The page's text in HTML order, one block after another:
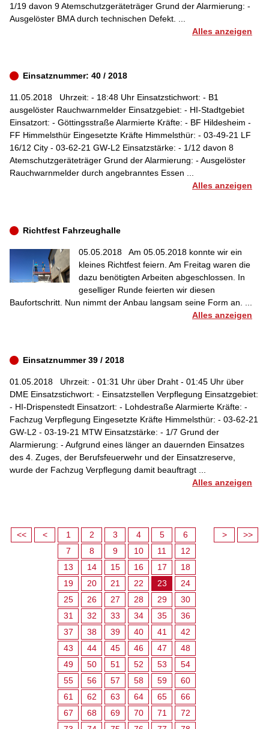
1/19 davon 9 Atemschutzgeräteträger Grund der Alarmierung: -
Ausgelöster BMA durch technischen Defekt. ...
Alles anzeigen
Einsatznummer: 40 / 2018
11.05.2018 Uhrzeit: - 18:48 Uhr Einsatzstichwort: - B1
ausgelöster Rauchwarnmelder Einsatzgebiet: - HI-Stadtgebiet
Einsatzort: - Göttingsstraße Alarmierte Kräfte: - BF Hildesheim -
FF Himmelsthür Eingesetzte Kräfte Himmelsthür: - 03-49-21 LF
16/12 City - 03-62-21 GW-L2 Einsatzstärke: - 1/12 davon 8
Atemschutzgeräteträger Grund der Alarmierung: - Ausgelöster
Rauchwarnmelder durch angebranntes Essen ...
Alles anzeigen
Richtfest Fahrzeughalle
05.05.2018 Am 05.05.2018 konnte wir ein
kleines Richtfest feiern. Am Freitag waren die
dazu benötigten Arbeiten abgeschlossen. In
geselliger Runde feierten wir diesen
Baufortschritt. Nun nimmt der Anbau langsam seine Form an. ...
Alles anzeigen
Einsatznummer 39 / 2018
01.05.2018 Uhrzeit: - 01:31 Uhr über Draht - 01:45 Uhr über
DME Einsatzstichwort: - Einsatzstellen Verpflegung Einsatzgebiet:
- HI-Drispenstedt Einsatzort: - Lohdestraße Alarmierte Kräfte: -
Fachzug Verpflegung Eingesetzte Kräfte Himmelsthür: - 03-62-21
GW-L2 - 03-19-21 MTW Einsatzstärke: - 1/7 Grund der
Alarmierung: - Aufgrund eines länger an dauernden Einsatzes
des 4. Zuges, der Berufsfeuerwehr und der Einsatzreserve,
wurde der Fachzug Verpflegung damit beauftragt ...
Alles anzeigen
<< < 1 2 3 4 5
6
7
8 9 10 11
12
13
14 15 16 17
18
19
20 21 22 23
24
25
26 27 28 29
30
31
32 33 34 35
36
37
38 39 40 41
42
43
44 45 46 47
48
49
50 51 52 53
54
55
56 57 58 59
60
61
62 63 64 65
66
67
68 69 70 71
72
> >>